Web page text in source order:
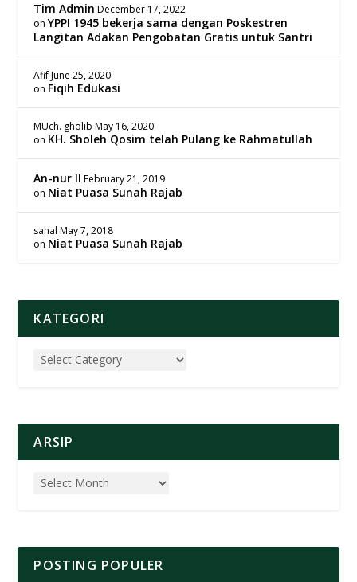
Tim Admin December 17, 2022
onYPPI 1945 bekerja sama dengan Poskestren
Langitan Adakan Pengobatan Gratis untuk Santri
Afif June 25, 2020
on Fiqih Edukasi
MUch. gholib May 16, 2020
on KH. Sholeh Qosim telah Pulang ke Rahmatullah
An-nur II February 21, 2019
on Niat Puasa Sunah Rajab
sahal May 7, 2018
on Niat Puasa Sunah Rajab
KATEGORI
ARSIP
POSTING POPULER